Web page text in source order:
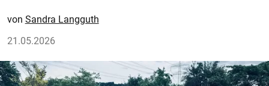
Sandra Langguth
21.05.2026